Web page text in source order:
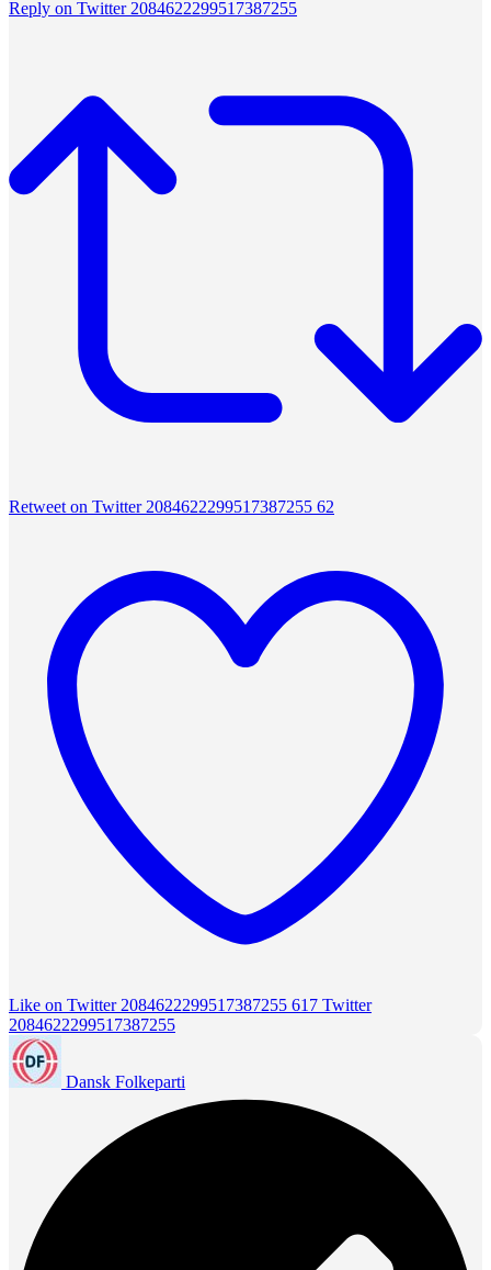
Reply on Twitter 2084622299517387255
Retweet on Twitter 2084622299517387255 62
Like on Twitter 2084622299517387255 617 Twitter
2084622299517387255
Dansk Folkeparti